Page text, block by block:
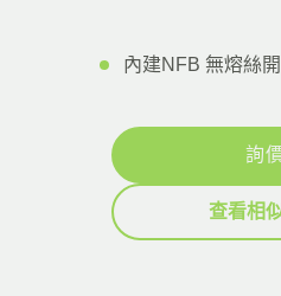
內建NFB 無熔絲
詢
查看相